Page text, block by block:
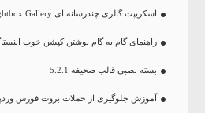
اسکریپت گالری چندرسانه ای Simple Lightbox Gallery
راهنمای گام به گام نوشتن کپشن خوب
بسته نصبی قالب صحیفه 5.2.1
آموزش جلوگیری از حملات بروت فورس